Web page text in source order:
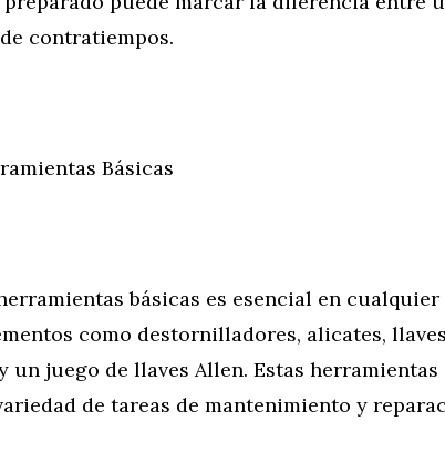
contratiempos.
Básicas
básicas es esencial en cualquier
como destornilladores, alicates,
un juego de llaves Allen. Estas
de tareas de mantenimiento y